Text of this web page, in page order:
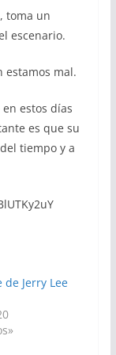
toma un
escenario.
estamos mal.
estos días
es que su
tiempo y a
de Jerry Lee